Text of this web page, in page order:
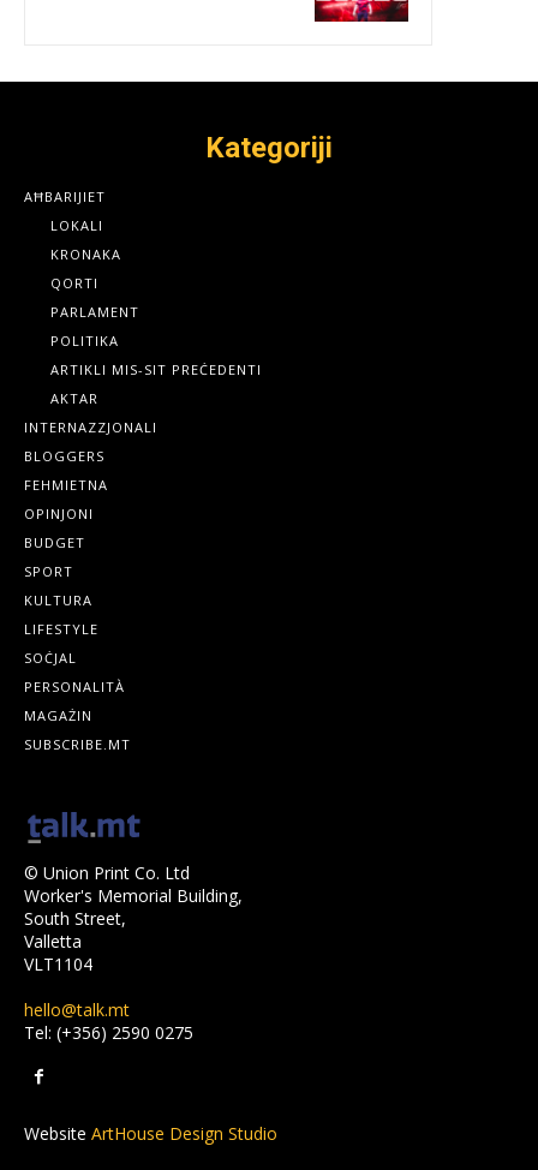
Kategoriji
AĦBARIJIET
LOKALI
KRONAKA
QORTI
PARLAMENT
POLITIKA
ARTIKLI MIS-SIT PREĊEDENTI
AKTAR
INTERNAZZJONALI
BLOGGERS
FEHMIETNA
OPINJONI
BUDGET
SPORT
KULTURA
LIFESTYLE
SOĊJAL
PERSONALITÀ
MAGAŻIN
SUBSCRIBE.MT
© Union Print Co. Ltd
Worker's Memorial Building,
South Street,
Valletta
VLT1104
hello@talk.mt
Tel: (+356) 2590 0275
Website ArtHouse Design Studio